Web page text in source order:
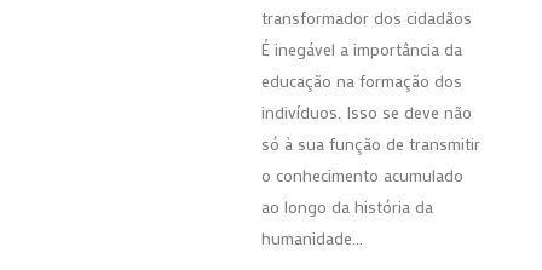
transformador dos cidadãos
É inegável a importância da
educação na formação dos
indivíduos. Isso se deve não
só à sua função de transmitir
o conhecimento acumulado
ao longo da história da
humanidade…